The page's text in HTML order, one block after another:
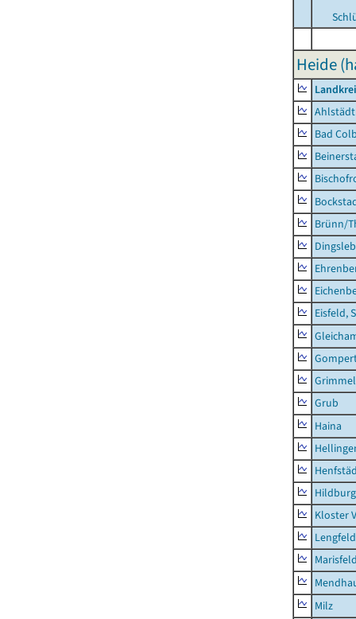
Heide
Ahlstädt
Bad
Brünn/
Eisfeld,
Grub
Haina
Kloster
Lengfeld
Milz